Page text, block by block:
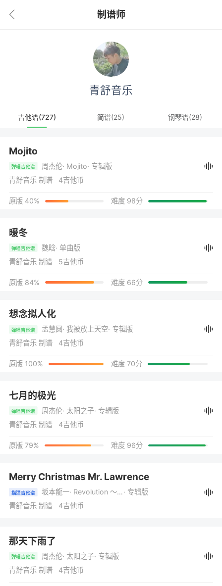
制谱师
青舒音乐
吉他谱(727) 简谱(25) 钢琴谱(28)
Mojito
弹唱吉他谱 周杰伦· Mojito· 专辑版
青舒音乐 制谱 4吉他币
原版 40% 难度 98分
暖冬
弹唱吉他谱 魏晗· 单曲版
青舒音乐 制谱 5吉他币
原版 84% 难度 66分
想念拟人化
弹唱吉他谱 孟慧圆· 我被放上天空· 专辑版
青舒音乐 制谱 4吉他币
原版 100% 难度 70分
七月的极光
弹唱吉他谱 周杰伦· 太阳之子· 专辑版
青舒音乐 制谱 4吉他币
原版 79% 难度 96分
Merry Christmas Mr. Lawrence
指弹吉他谱 坂本龍一 · Revolution ～私たちの望むものは～· 专辑版
青舒音乐 制谱 4吉他币
那天下雨了
弹唱吉他谱 周杰伦· 太阳之子· 专辑版
青舒音乐 制谱 4吉他币